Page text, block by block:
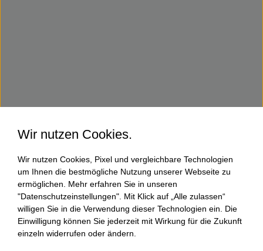
Wir nutzen Cookies.
Wir nutzen Cookies, Pixel und vergleichbare Technologien
um Ihnen die bestmögliche Nutzung unserer Webseite zu
ermöglichen. Mehr erfahren Sie in unseren
"Datenschutzeinstellungen". Mit Klick auf „Alle zulassen“
willigen Sie in die Verwendung dieser Technologien ein. Die
Einwilligung können Sie jederzeit mit Wirkung für die Zukunft
einzeln widerrufen oder ändern.